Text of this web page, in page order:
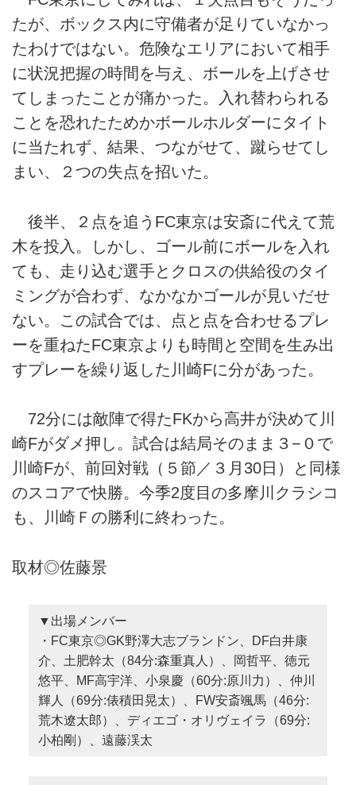
たが、ボックス内に守備者が足りていなかっ
たわけではない。危険なエリアにおいて相手
に状況把握の時間を与え、ボールを上げさせ
てしまったことが痛かった。入れ替わられる
ことを恐れたためかボールホルダーにタイト
に当たれず、結果、つながせて、蹴らせてし
まい、２つの失点を招いた。
後半、２点を追うFC東京は安斎に代えて荒
木を投入。しかし、ゴール前にボールを入れ
ても、走り込む選手とクロスの供給役のタイ
ミングが合わず、なかなかゴールが見いだせ
ない。この試合では、点と点を合わせるプレ
ーを重ねたFC東京よりも時間と空間を生み出
すプレーを繰り返した川崎Fに分があった。
72分には敵陣で得たFKから高井が決めて川
崎Fがダメ押し。試合は結局そのまま３−０で
川崎Fが、前回対戦（５節／３月30日）と同様
のスコアで快勝。今季2度目の多摩川クラシコ
も、川崎Ｆの勝利に終わった。
取材◎佐藤景
▼出場メンバー
・FC東京◎GK野澤大志ブランドン、DF白井康
介、土肥幹太（84分:森重真人）、岡哲平、徳元
悠平、MF高宇洋、小泉慶（60分:原川力）、仲川
輝人（69分:俵積田晃太）、FW安斎颯馬（46分:
荒木遼太郎）、ディエゴ・オリヴェイラ（69分:
小柏剛）、遠藤渓太